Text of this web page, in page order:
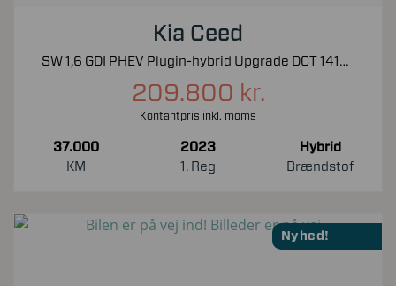
Kia Ceed
SW 1,6 GDI PHEV Plugin-hybrid Upgrade DCT 141HK Stc 6g Aut.
209.800 kr.
Kontantpris inkl. moms
37.000
KM
2023
1. Reg
Hybrid
Brændstof
Nyhed!